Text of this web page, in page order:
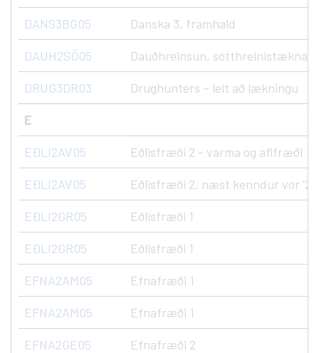
DANS3BG05 Danska 3, framhald
DAUH2SÖ05 Dauðhreinsun, sótthreinistæknar,
DRUG3DR03 Drughunters – leit að lækningu
E
EÐLI2AV05 Eðlisfræði 2 - varma og aflfræði
EÐLI2AV05 Eðlisfræði 2, næst kenndur vor '27
EÐLI2GR05 Eðlisfræði 1
EÐLI2GR05 Eðlisfræði 1
EFNA2AM05 Efnafræði 1
EFNA2AM05 Efnafræði 1
EFNA2GE05 Efnafræði 2